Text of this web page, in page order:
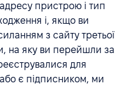
пристрою і тип
і, якщо ви
з сайту третьої
на яку ви перейшли за
для
є підписником, ми